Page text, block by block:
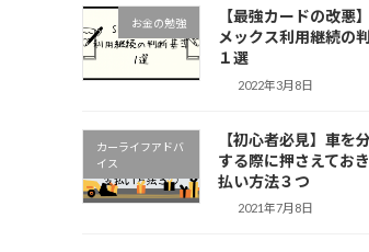
お金の勉強
【最強カードの改悪
メックス利用継続の
１選
2022年3月8日
カーライフアドバ
イス
【初心者必見】車を
する際に押さえてお
払い方法３つ
2021年7月8日